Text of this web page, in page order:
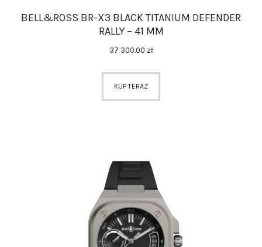
BELL&ROSS BR-X3 BLACK TITANIUM DEFENDER
RALLY – 41 MM
37 300.00 zł
KUP TERAZ